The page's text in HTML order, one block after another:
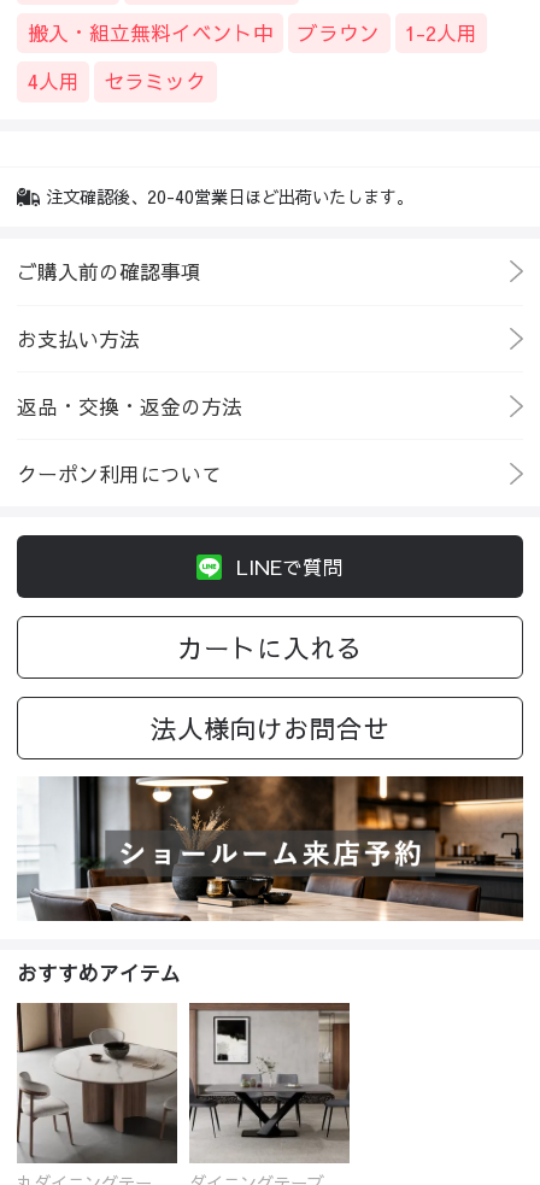
搬入・組立無料イベント中
ブラウン
1-2人用
4人用
セラミック
注文確認後、20-40営業日ほど出荷いたします。
ご購入前の確認事項
お支払い方法
返品・交換・返金の方法
クーポン利用について
LINEで質問
カートに入れる
法人様向けお問合せ
おすすめアイテム